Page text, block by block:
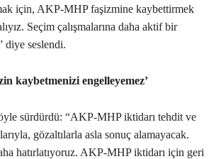
için, AKP-MHP faşizmine kaybettirmek
Seçim çalışmalarına daha aktif bir
diye seslendi.
kaybetmenizi engelleyemez’
sürdürdü: “AKP-MHP iktidarı tehdit ve
gözaltılarla asla sonuç alamayacak.
hatırlatıyoruz. AKP-MHP iktidarı için geri